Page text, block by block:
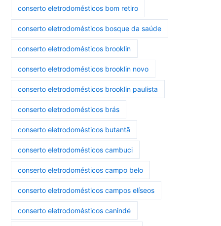
conserto eletrodomésticos bom retiro
conserto eletrodomésticos bosque da saúde
conserto eletrodomésticos brooklin
conserto eletrodomésticos brooklin novo
conserto eletrodomésticos brooklin paulista
conserto eletrodomésticos brás
conserto eletrodomésticos butantã
conserto eletrodomésticos cambuci
conserto eletrodomésticos campo belo
conserto eletrodomésticos campos elíseos
conserto eletrodomésticos canindé